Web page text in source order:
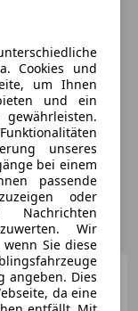
Benz E 350E-
CDI BlueEFFICIE
Cookies und
um Ihnen
und ein
unseres
bei einem
passende
oder
Wir
Sie diese
angeben. Dies
da eine